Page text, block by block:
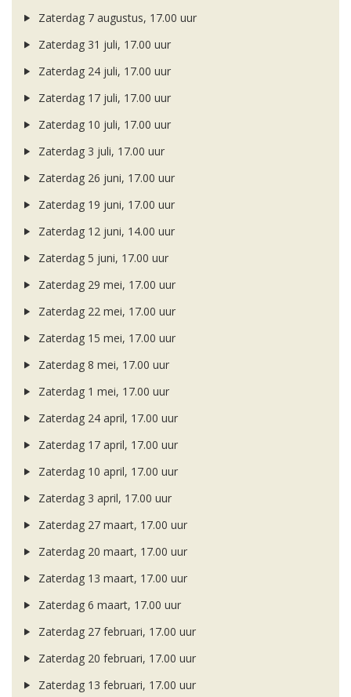
Zaterdag 7 augustus, 17.00 uur
Zaterdag 31 juli, 17.00 uur
Zaterdag 24 juli, 17.00 uur
Zaterdag 17 juli, 17.00 uur
Zaterdag 10 juli, 17.00 uur
Zaterdag 3 juli, 17.00 uur
Zaterdag 26 juni, 17.00 uur
Zaterdag 19 juni, 17.00 uur
Zaterdag 12 juni, 14.00 uur
Zaterdag 5 juni, 17.00 uur
Zaterdag 29 mei, 17.00 uur
Zaterdag 22 mei, 17.00 uur
Zaterdag 15 mei, 17.00 uur
Zaterdag 8 mei, 17.00 uur
Zaterdag 1 mei, 17.00 uur
Zaterdag 24 april, 17.00 uur
Zaterdag 17 april, 17.00 uur
Zaterdag 10 april, 17.00 uur
Zaterdag 3 april, 17.00 uur
Zaterdag 27 maart, 17.00 uur
Zaterdag 20 maart, 17.00 uur
Zaterdag 13 maart, 17.00 uur
Zaterdag 6 maart, 17.00 uur
Zaterdag 27 februari, 17.00 uur
Zaterdag 20 februari, 17.00 uur
Zaterdag 13 februari, 17.00 uur